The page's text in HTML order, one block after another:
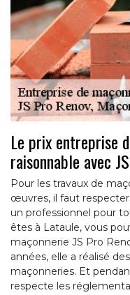
Le prix entreprise
raisonnable avec
Pour les travaux de
œuvres, il faut respecter
un professionnel pour
êtes à Lataule, vous
maçonnerie JS Pro
années, elle a réalisé
maçonneries. Et
respecte les